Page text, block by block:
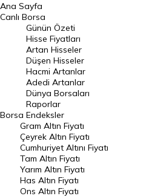
BIST 100 Hisseleri
En Çok Artan Hisseler
En Çok Düşen Hisseler
Hacmi Artanlar
Geçmiş Kapanışlar
Dünya Borsaları
Raporlar
Endeksler
DÖVİZ
Döviz Kuru
Ana Sayfa
Canlı Borsa
Borsa
Günün Özeti
Hisse Fiyatları
Artan Hisseler
Düşen Hisseler
Hacmi Artanlar
Adedi Artanlar
Dünya Borsaları
Raporlar
Endeksler
Gram Altın Fiyatı
Çeyrek Altın Fiyatı
Cumhuriyet Altını Fiyatı
Tam Altın Fiyatı
Yarım Altın Fiyatı
Has Altın Fiyatı
Ons Altın Fiyatı